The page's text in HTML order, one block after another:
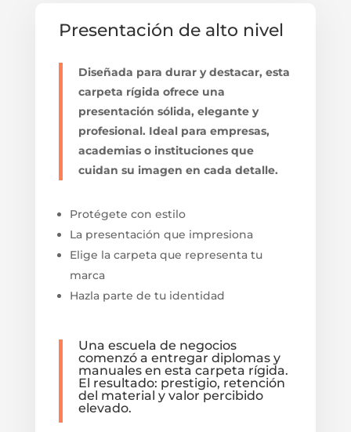
Presentación de alto nivel
Diseñada para durar y destacar, esta
carpeta rígida ofrece una
presentación sólida, elegante y
profesional. Ideal para empresas,
academias o instituciones que
cuidan su imagen en cada detalle.
Protégete con estilo
La presentación que impresiona
Elige la carpeta que representa tu
marca
Hazla parte de tu identidad
Una escuela de negocios
comenzó a entregar diplomas y
manuales en esta carpeta rígida.
El resultado: prestigio, retención
del material y valor percibido
elevado.